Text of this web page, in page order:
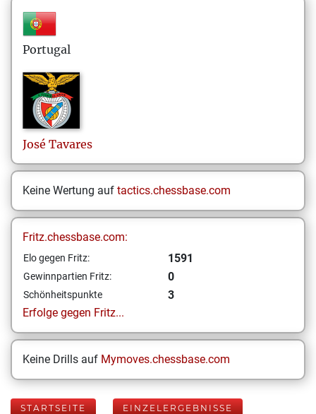
Portugal
José Tavares
Keine Wertung auf tactics.chessbase.com
Fritz.chessbase.com:
Elo gegen Fritz: 1591
Gewinnpartien Fritz: 0
Schönheitspunkte
3
Erfolge gegen Fritz...
Keine Drills auf Mymoves.chessbase.com
STARTSEITE EINZELERGEBNISSE